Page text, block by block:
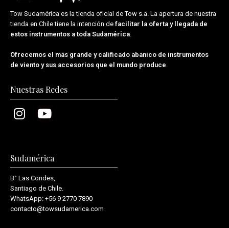
Tow Sudamérica es la tienda oficial deTow s.a. La apertura de nuestra
tienda en Chile tiene la intención de facilitar la oferta y llegada de
estos instrumentos a toda Sudamérica.
Ofrecemos el más grande y calificado abanico de instrumentos
de viento y sus accesorios que el mundo produce.
Nuestras Redes
Sudamérica
B° Las Condes,
Santiago de Chile.
WhatsApp: +56 9 2770 7890
contacto@towsudamerica.com